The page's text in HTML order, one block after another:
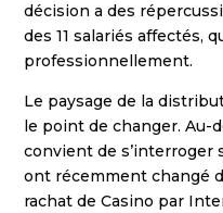
décision a des
des 11 salariés affectés,
professionnellement.
Le paysage de la
le point de changer. Au-
convient de s’interroger
ont récemment changé
rachat de Casino par